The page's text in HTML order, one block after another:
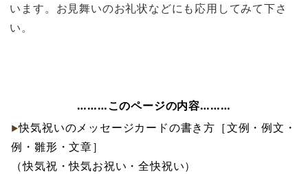
います。お見舞いのお礼状などにも応用してみて下さ
い。
………このページの内容………
快気祝いのメッセージカードの書き方［文例・例文・
例・雛形・文章］
（快気祝・快気お祝い・全快祝い）